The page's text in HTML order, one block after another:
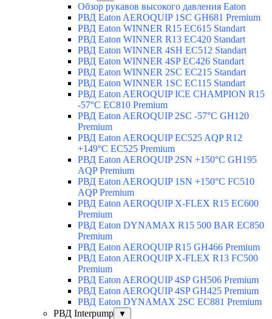
Обзор рукавов высокого давления Eaton
РВД Eaton AEROQUIP 1SC GH681 Premium
РВД Eaton WINNER R15 EC615 Standart
РВД Eaton WINNER R13 EC420 Standart
РВД Eaton WINNER 4SH EC512 Standart
РВД Eaton WINNER 4SP EC426 Standart
РВД Eaton WINNER 2SC EC215 Standart
РВД Eaton WINNER 1SC EC115 Standart
РВД Eaton AEROQUIP ICE CHAMPION R15
-57°C EC810 Premium
РВД Eaton AEROQUIP 2SC -57°C GH120
Premium
РВД Eaton AEROQUIP EC525 AQP R12
+149°C EC525 Premium
РВД Eaton AEROQUIP 2SN +150°C GH195
AQP Premium
РВД Eaton AEROQUIP 1SN +150°C FC510
AQP Premium
РВД Eaton AEROQUIP X-FLEX R15 EC600
Premium
РВД Eaton DYNAMAX R15 500 BAR EC850
Premium
РВД Eaton AEROQUIP R15 GH466 Premium
РВД Eaton AEROQUIP X-FLEX R13 FC500
Premium
РВД Eaton AEROQUIP 4SP GH506 Premium
РВД Eaton AEROQUIP 4SP GH425 Premium
РВД Eaton DYNAMAX 2SC EC881 Premium
РВД Interpump
▼